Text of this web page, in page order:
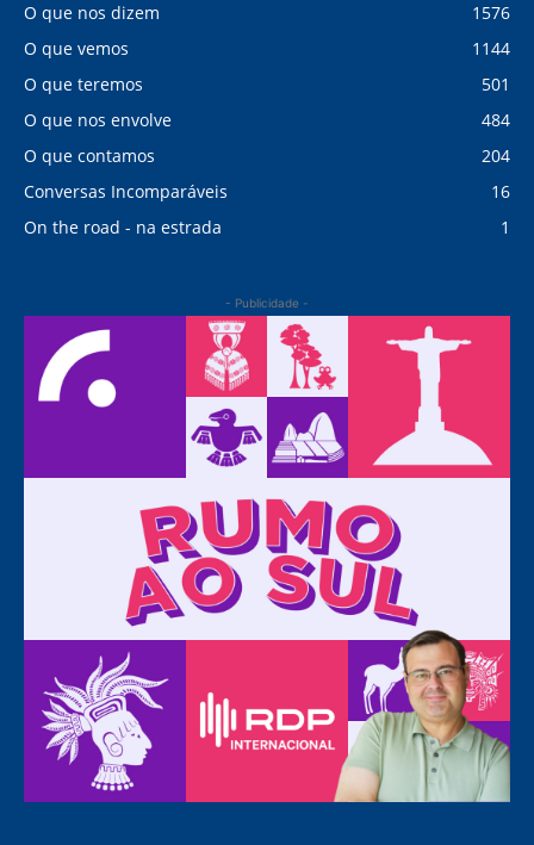
O que nos dizem
1576
O que vemos
1144
O que teremos
501
O que nos envolve
484
O que contamos
204
Conversas Incomparáveis
16
On the road - na estrada
1
- Publicidade -